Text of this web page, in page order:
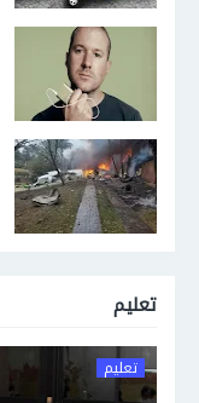
تعليم
تعليم